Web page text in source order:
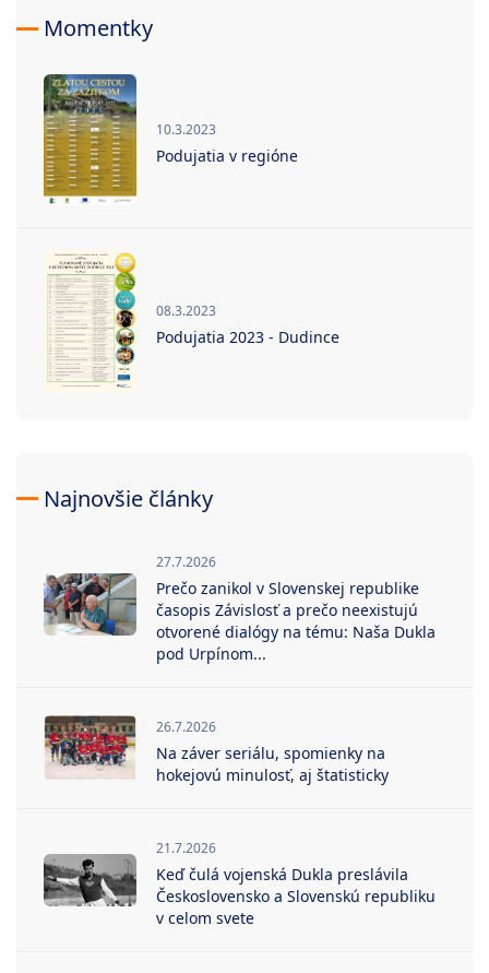
Momentky
10.3.2023
Podujatia v regióne
08.3.2023
Podujatia 2023 - Dudince
Najnovšie články
27.7.2026
Prečo zanikol v Slovenskej republike
časopis Závislosť a prečo neexistujú
otvorené dialógy na tému: Naša Dukla
pod Urpínom...
26.7.2026
Na záver seriálu, spomienky na
hokejovú minulosť, aj štatisticky
21.7.2026
Keď čulá vojenská Dukla preslávila
Československo a Slovenskú republiku
v celom svete